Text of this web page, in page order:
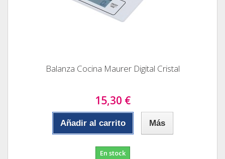
Balanza Cocina Maurer Digital Cristal
15,30 €
Añadir al carrito Más
En stock